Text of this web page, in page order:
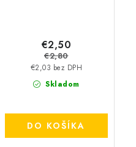
Skladom
€2,03 bez DPH
€2,50
€2,80
DO KOŠÍKA